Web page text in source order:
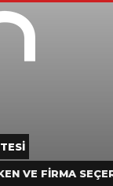
VE FIRMA